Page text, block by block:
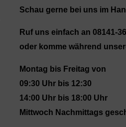
Schau gerne bei uns im
Ruf uns einfach an 08141-
oder komme während
Montag bis Freitag von
09:30 Uhr bis 12:30
14:00 Uhr bis 18:00 Uhr
Mittwoch Nachmittags